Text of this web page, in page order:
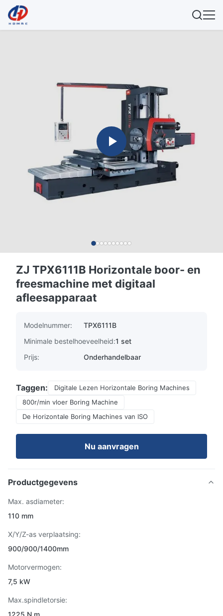
ZJ TPX6111B Horizontale boor- en
freesmachine met digitaal
afleesapparaat
Modelnummer:
TPX6111B
Minimale bestelhoeveelheid:1 set
Prijs:
Onderhandelbaar
Taggen:
Digitale Lezen Horizontale Boring Machines
800r/min vloer Boring Machine
De Horizontale Boring Machines van ISO
Nu aanvragen
Productgegevens
Max. asdiameter:
110 mm
X/Y/Z-as verplaatsing:
900/900/1400mm
Motorvermogen:
7,5 kW
Max.spindletorsie:
1225 N.m